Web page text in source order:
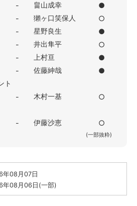
- 畠山成幸
●
- 獺ヶ口笑保人
○
- 星野良生
●
- 井出隼平
○
- 上村亘
●
- 佐藤紳哉
●
ト
- 木村一基
○
- 伊藤沙恵 ○
(一部抜粋)
年08月07日
年08月06日(一部)